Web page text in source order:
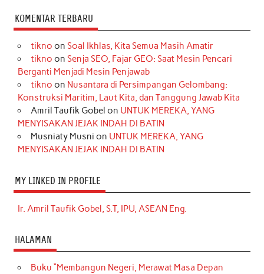
KOMENTAR TERBARU
tikno on Soal Ikhlas, Kita Semua Masih Amatir
tikno on Senja SEO, Fajar GEO: Saat Mesin Pencari
Berganti Menjadi Mesin Penjawab
tikno on Nusantara di Persimpangan Gelombang:
Konstruksi Maritim, Laut Kita, dan Tanggung Jawab Kita
Amril Taufik Gobel on UNTUK MEREKA, YANG
MENYISAKAN JEJAK INDAH DI BATIN
Musniaty Musni on UNTUK MEREKA, YANG
MENYISAKAN JEJAK INDAH DI BATIN
MY LINKED IN PROFILE
Ir. Amril Taufik Gobel, S.T, IPU, ASEAN Eng.
HALAMAN
Buku “Membangun Negeri, Merawat Masa Depan